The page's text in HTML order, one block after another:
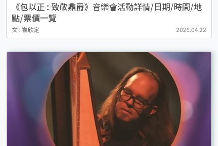
《包以正 : 致敬鼎爵》音樂會活動詳情/日期/時間/地
點/票價一覽
文 : 崔欣定 2026.04.22